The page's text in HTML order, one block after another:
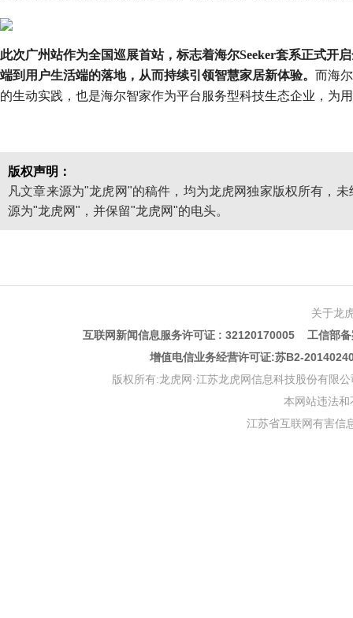
此次广州站作为全国巡展首站，标志着海尔Seeker套系正式开
端到用户生活端的落地，从而持续引领智慧家居新体验。 而海
的生动实践，也是海尔智家作为平台服务型科技生态企业，为
版权声明：
凡文章来源为"龙虎网"的稿件，均为龙虎网独家版权所有，
源为"龙虎网"，并保留"龙虎网"的电头。
关于龙
互联网新闻信息服务许可证 : 32120170005 工信部
增值电信业务经营许可证:苏B2-
版权所有:龙虎网·江苏龙虎网信息科技股份有限
本网站违法
江苏省互联网有害